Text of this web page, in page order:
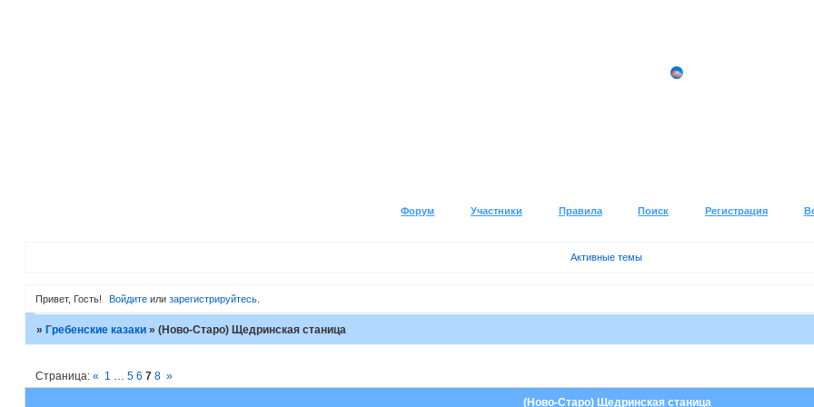
Форум Участники Правила Поиск Регистрация
Активные темы
Привет, Гость! Войдите илизарегистрируйтесь
» Гребенские казаки » (Ново-Старо) Щедринская станица
(Ново-Старо) Щедринская станица
Страница: « 1 … 5 6 7 8 »